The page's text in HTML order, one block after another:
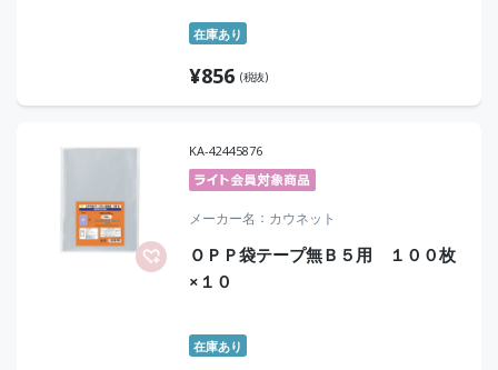
在庫あり
¥856 (税抜)
KA-42445876
メーカー名 カウネット
ＯＰＰ袋テープ無Ｂ５用 １００枚
×１０
在庫あり